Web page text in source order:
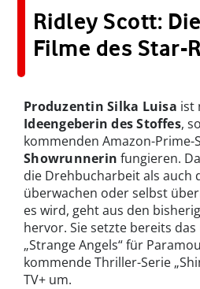
Ridley Scott:
Filme des Star-
Produzentin Silka Luisa ist
Ideengeberin des Stoffes,
kommenden Amazon-Prime-
Showrunnerin fungieren.
die Drehbucharbeit als auch
überwachen oder selbst
es wird, geht aus den
hervor. Sie setzte bereits
„Strange Angels“ für
kommende Thriller-Serie
TV+ um.